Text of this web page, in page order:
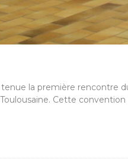
tenue la première
Toulousaine. Cette